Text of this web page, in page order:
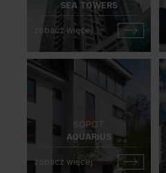
SEA TOWERS
zobacz więcej
SOPOT
AQUARIUS
zobacz więcej